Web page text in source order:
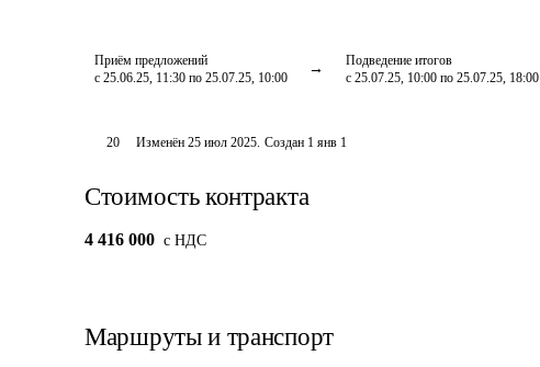
Приём предложений
с 25.06.25, 11:30 по 25.07.25, 10:00
Подведение итогов
с 25.07.25, 10:00 по 25.07.25, 18:00
20 Изменён25 июл 2025. Создан 1 янв 1
Стоимость контракта
4 416 000 c НДС
Маршруты и транспорт